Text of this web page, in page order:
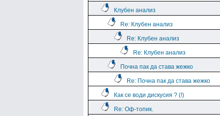
Клубен анализ
Re: Клубен анализ
Re: Клубен анализ
Re: Клубен анализ
Почна пак да става жежко
Re: Почна пак да става жежко
Как се води дискусия ? (!)
Re: Оф-топик.